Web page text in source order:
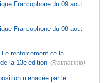
Afrique:Les statistiques clés avant
Afrique:
Le Maroc et l'Afrique du
Sud se retrouvent quatre ans après
duel de contrastes
Afrique: AfroBasket U18 - Le
quart
Francophone du 09 aout
Francophone du 08 aout
renforcement de la
la 13e édition (Fratmat.info)
menacée par le